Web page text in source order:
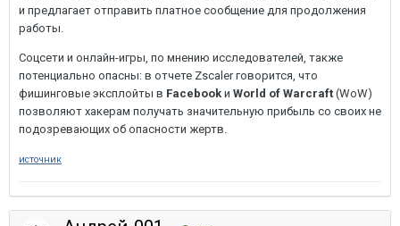
и предлагает отправить платное сообщение для продолжения
работы.
Соцсети и онлайн-игры, по мнению исследователей, также
потенциально опасны: в отчете Zscaler говорится, что
фишинговые эксплойты в Facebook и World of Warcraft (WoW)
позволяют хакерам получать значительную прибыль со своих не
подозревающих об опасности жертв.
источник